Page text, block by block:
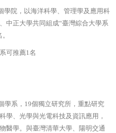
學院，以海洋科學、管理學及應用科
中正大學共同組成“臺灣綜合大學系
可推薦1名
學系，19個獨立研究所，重點研究
學、光學與光電科技及資訊應用，
醫學。與臺灣清華大學、陽明交通